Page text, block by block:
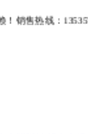
售热线：